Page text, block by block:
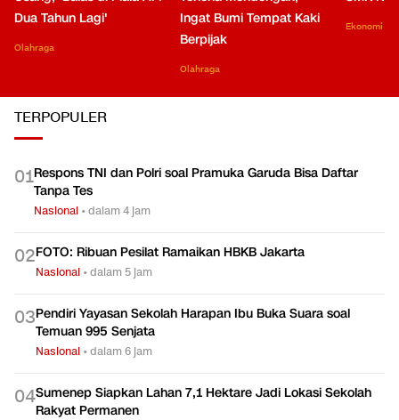
Dua Tahun Lagi'
Olahraga
Ingat Bumi Tempat Kaki
Berpijak
Olahraga
Ekonomi
TERPOPULER
01Respons TNI dan Polri soal Pramuka Garuda Bisa Daftar
Tanpa Tes
Nasional •dalam 4 jam
02FOTO: Ribuan Pesilat Ramaikan HBKB Jakarta
Nasional •dalam 5 jam
03Pendiri Yayasan Sekolah Harapan Ibu Buka Suara soal
Temuan 995 Senjata
Nasional •dalam 6 jam
04Sumenep Siapkan Lahan 7,1 Hektare Jadi Lokasi Sekolah
Rakyat Permanen